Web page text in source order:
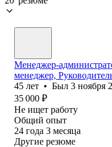
Менеджер-
менеджер,
45 лет • Был 3 ноября
35 000 ₽
Не ищет работу
Общий опыт
24 года 3 месяца
Другие резюме